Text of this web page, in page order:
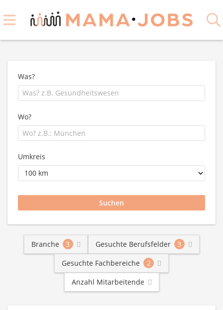
Was?
Wo?
Umkreis
Branche 3 Gesuchte Berufsfelder
3
Gesuchte Fachbereiche
2
Anzahl Mitarbeitende